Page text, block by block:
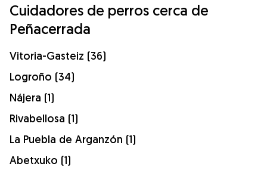
Cuidadores de perros cerca de
Peñacerrada
Vitoria-Gasteiz (36)
Logroño (34)
Nájera (1)
Rivabellosa (1)
La Puebla de Arganzón (1)
Abetxuko (1)